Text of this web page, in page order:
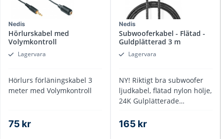
Nedis
Hörlurskabel med
Volymkontroll
Lagervara
Hörlurs förläningskabel 3
meter med Volymkontroll
75 kr
Nedis
Subwooferkabel - Flätad -
Guldplätterad 3 m
Lagervara
NY! Riktigt bra subwoofer
ljudkabel, flätad nylon hölje,
24K Gulplätterade
skärmning
165 kr